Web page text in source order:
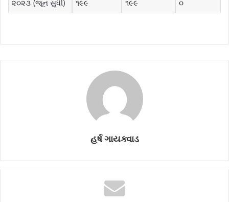
૨૦૨૩ (જૂન સુધી) ૧૯૯ ૧૯૯ ૦
હર્ષ ગાયક્વાડ